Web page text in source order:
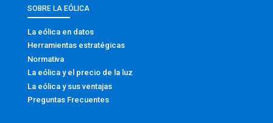
SOBRE LA EÓLICA
La eólica en datos
Herramientas estratégicas
Normativa
La eólica y el precio de la luz
La eólica y sus ventajas
Preguntas Frecuentes